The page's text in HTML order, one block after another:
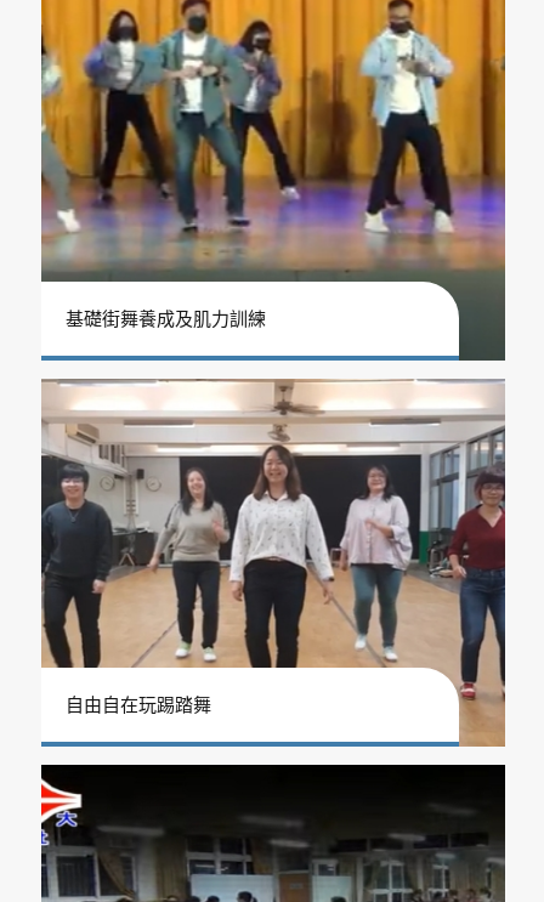
基礎街舞養成及肌力訓練
自由自在玩踢踏舞